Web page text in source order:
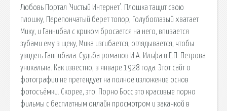
Любовь Портал 'Чистый Интернет'. Плошка тащит свою
плошку, Перепончатый берет топор, Голубоглазый хватает
Мику, и Ганнибал с криком бросается на него, впивается
зубами ему в щеку, Мика изгибается, оглядывается, чтобы
увидеть Ганнибала. Судьба романов И.А. Ильфа и Е.П. Петрова
уникальна. Как известно, в январе 1928 года. Этот сайт о
фотографии не претендует на полное изложение основ
фотосъёмки. Скорее, это. Порно Босс это красивые порно
фильмы с бесплатным онлайн просмотром и закачкой в